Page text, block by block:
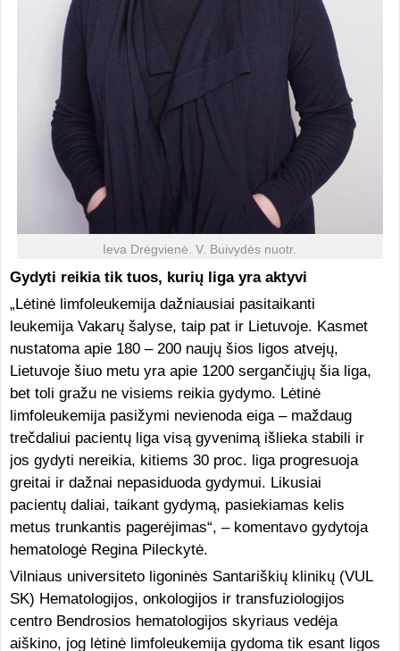
Ieva Drėgvienė. V. Buivydės nuotr.
Gydyti reikia tik tuos, kurių liga yra aktyvi
„Lėtinė limfoleukemija dažniausiai pasitaikanti
leukemija Vakarų šalyse, taip pat ir Lietuvoje. Kasmet
nustatoma apie 180 – 200 naujų šios ligos atvejų,
Lietuvoje šiuo metu yra apie 1200 sergančiųjų šia liga,
bet toli gražu ne visiems reikia gydymo. Lėtinė
limfoleukemija pasižymi nevienoda eiga – maždaug
trečdaliui pacientų liga visą gyvenimą išlieka stabili ir
jos gydyti nereikia, kitiems 30 proc. liga progresuoja
greitai ir dažnai nepasiduoda gydymui. Likusiai
pacientų daliai, taikant gydymą, pasiekiamas kelis
metus trunkantis pagerėjimas“, – komentavo gydytoja
hematologė Regina Pileckytė.
Vilniaus universiteto ligoninės Santariškių klinikų (VUL
SK) Hematologijos, onkologijos ir transfuziologijos
centro Bendrosios hematologijos skyriaus vedėja
aiškino, jog lėtinė limfoleukemija gydoma tik esant ligos